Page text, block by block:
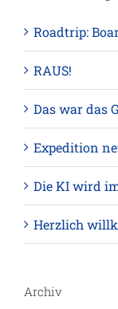
Roadtrip:
RAUS!
Das war das
Expedition
Die KI wird
Herzlich
Archiv